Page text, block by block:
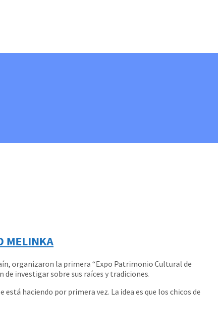
MELINKA
organizaron la primera “Expo Patrimonio Cultural de
investigar sobre sus raíces y tradiciones.
haciendo por primera vez. La idea es que los chicos de